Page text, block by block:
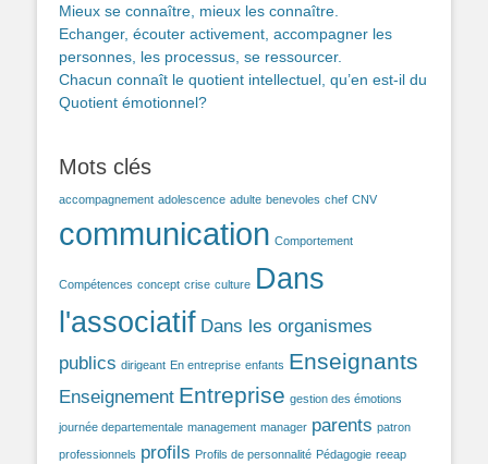
Mieux se connaître, mieux les connaître.
Echanger, écouter activement, accompagner les
personnes, les processus, se ressourcer.
Chacun connaît le quotient intellectuel, qu’en est-il du
Quotient émotionnel?
Mots clés
accompagnement adolescence adulte benevoles chef CNV
communication Comportement
Compétences concept crise culture Dans
l'associatif Dans les organismes
publics dirigeant En entreprise enfants Enseignants
Enseignement Entreprise gestion des émotions
journée departementale management manager parents patron
professionnels profils Profils de personnalité Pédagogie reeap